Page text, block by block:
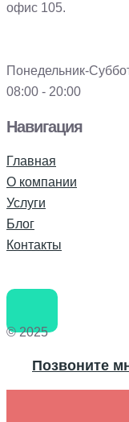
офис 105.
Понедельник-
08:00 - 20:00
Навигация
Главная
О компании
Услуги
Блог
Контакты
© 2025
Позвоните